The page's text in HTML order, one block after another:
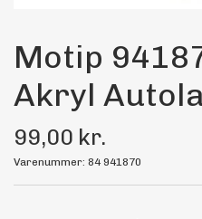
Dæk
Motip
Akryl
99,00 kr.
Varenummer: 84 941870